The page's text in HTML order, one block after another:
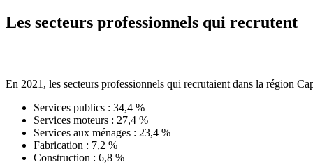
Les secteurs professionnels qui recrutent
En 2021, les secteurs professionnels qui recrutaient dans la région
Services publics : 34,4 %
Services moteurs : 27,4 %
Services aux ménages : 23,4 %
Fabrication : 7,2 %
Construction : 6,8 %